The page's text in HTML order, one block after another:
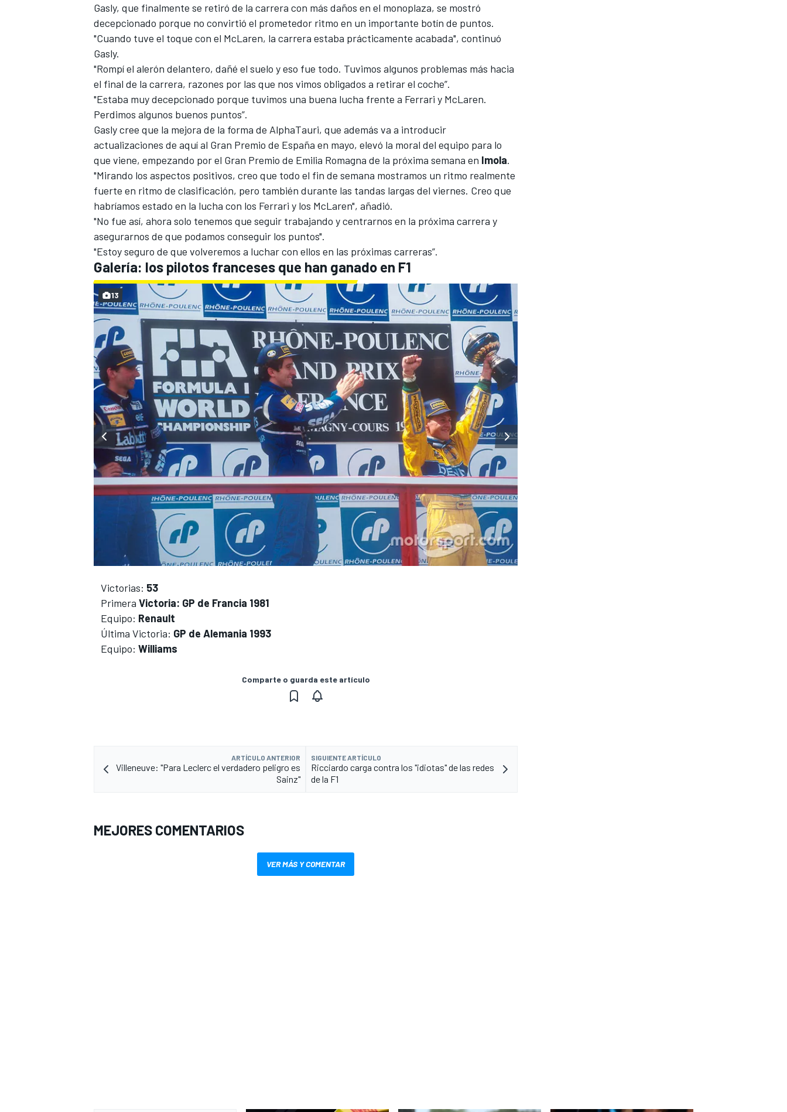
MÁS CATEGORÍAS
Gasly, que finalmente se retiró de la carrera con más daños en el monoplaza, se mostró
decepcionado porque no convirtió el prometedor ritmo en un importante botín de puntos.
"Cuando tuve el toque con el McLaren, la carrera estaba prácticamente acabada", continuó
Gasly.
"Rompí el alerón delantero, dañé el suelo y eso fue todo. Tuvimos algunos problemas más hacia
el final de la carrera, razones por las que nos vimos obligados a retirar el coche”.
"Estaba muy decepcionado porque tuvimos una buena lucha frente a Ferrari y McLaren.
Perdimos algunos buenos puntos”.
Gasly cree que la mejora de la forma de AlphaTauri, que además va a introducir
actualizaciones de aquí al Gran Premio de España en mayo, elevó la moral del equipo para lo
que viene, empezando por el Gran Premio de Emilia Romagna de la próxima semana en Imola.
"Mirando los aspectos positivos, creo que todo el fin de semana mostramos un ritmo realmente
fuerte en ritmo de clasificación, pero también durante las tandas largas del viernes. Creo que
habríamos estado en la lucha con los Ferrari y los McLaren", añadió.
"No fue así, ahora solo tenemos que seguir trabajando y centrarnos en la próxima carrera y
asegurarnos de que podamos conseguir los puntos".
"Estoy seguro de que volveremos a luchar con ellos en las próximas carreras”.
Galería: los pilotos franceses que han ganado en F1
Victorias: 53
Primera Victoria: GP de Francia 1981
Equipo: Renault
Última Victoria: GP de Alemania 1993
Equipo: Williams
13
Comparte o guarda este artículo
ARTÍCULO ANTERIOR
Villeneuve: "Para Leclerc el verdadero peligro es
Sainz"
SIGUIENTE ARTÍCULO
Ricciardo carga contra los "idiotas" de las redes
de la F1
MEJORES COMENTARIOS
VER MÁS Y COMENTAR